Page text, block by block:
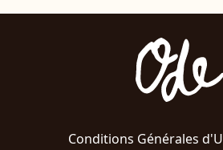
Conditions Générales